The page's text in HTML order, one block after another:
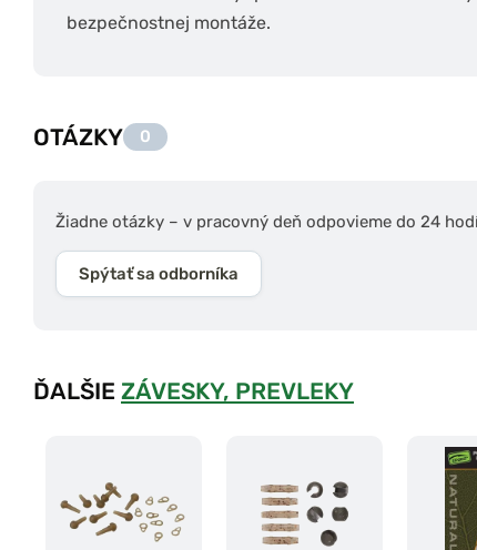
bezpečnostnej montáže.
OTÁZKY 0
Žiadne otázky – v pracovný deň odpovieme do 24
Spýtať sa odborníka
ĎALŠIE ZÁVESKY, PREVLEKY